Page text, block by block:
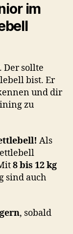
im
. Der sollte
bist. Er
und dir
zu
Als
8 bis 12 kg
sind auch
, sobald